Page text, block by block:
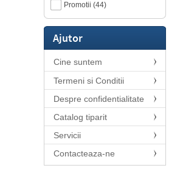
SECURA (5)
JSP (25)
Kratos safety (24)
3M (8)
Univet (10)
PRIMA (20)
Promotii (44)
Ajutor
Cine suntem
Termeni si Conditii
Despre confidentialitate
Catalog tiparit
Servicii
Contacteaza-ne